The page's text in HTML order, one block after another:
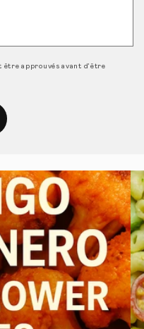
être approuvés avant d'être